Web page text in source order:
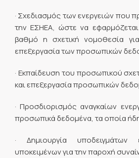
· Σχεδιασμός των ενεργειών που
την ΕΣΗΕΑ, ώστε να
βαθμό η σχετική νομοθεσία
επεξεργασία των προσωπικών
· Εκπαίδευση του προσωπικού
και επεξεργασία προσωπικών
· Προσδιορισμός αναγκαίων
προσωπικά δεδομένα, τα οποία
· Δημιουργία
υποκειμένων για την παροχή